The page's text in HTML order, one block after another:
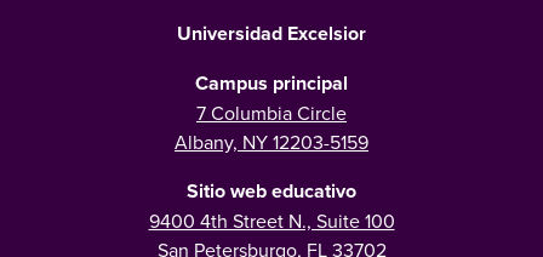
Universidad Excelsior
Campus principal
7 Columbia Circle
Albany, NY 12203-5159
Sitio web educativo
9400 4th Street N., Suite 100
San Petersburgo, FL 33702